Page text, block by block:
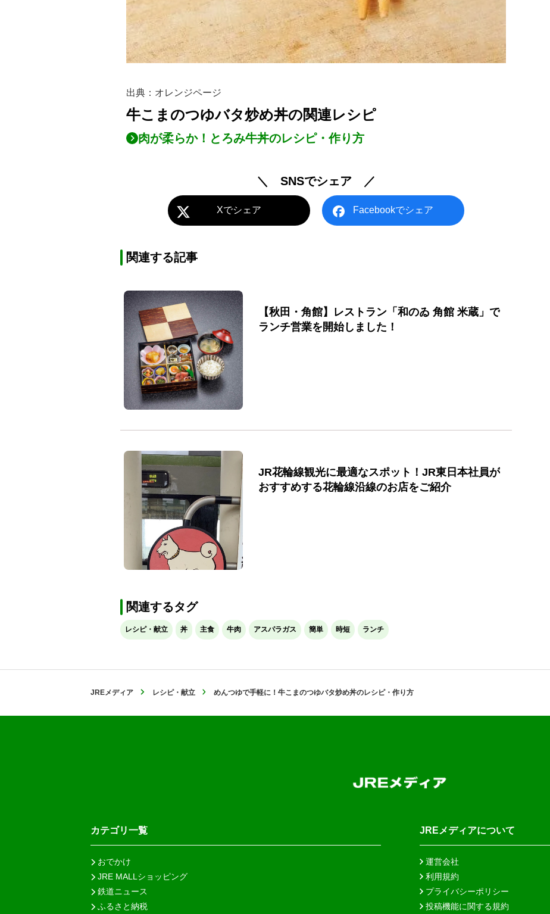
出典：オレンジページ
牛こまのつゆバタ炒め丼の関連レシピ
肉が柔らか！とろみ牛丼のレシピ・作り方
＼ SNSでシェア ／
Xでシェア Facebookでシェア
関連する記事
【秋田・角館】レストラン「和のゐ 角館 米蔵」で
ランチ営業を開始しました！
JR花輪線観光に最適なスポット！JR東日本社員が
おすすめする花輪線沿線のお店をご紹介
関連するタグ
レシピ・献立 丼 主食 牛肉 アスパラガス 簡単 時短 ランチ
JREメディア レシピ・献立 めんつゆで手軽に！牛こまのつゆバタ炒め丼のレシピ・作り方
カテゴリ一覧
おでかけ
JRE MALLショッピング
鉄道ニュース
ふるさと納税
JREメディアについて
運営会社
利用規約
プライバシーポリシー
投稿機能に関する規約